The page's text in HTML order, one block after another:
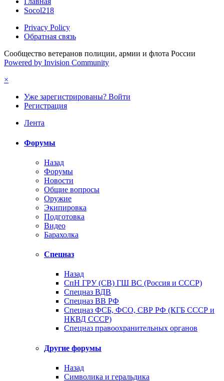
Socol218
Privacy Policy
Обратная связь
Сообщество ветеранов полиции, армии и флота России
Powered by Invision Community
×
Уже зарегистрированы? Войти
Регистрация
Лента
Форумы
Назад
Форумы
Новости
Общие вопросы
Оружие
Экипировка
Подготовка
Видео
Барахолка
Спецназ
Назад
СпН ГРУ (СВ) ГШ ВС (Россия и СССР)
Спецназ ВДВ
Спецназ ВВ РФ
Спецназ ФСБ, ФСО, СВР РФ (КГБ СССР и
НКВД СССР)
Спецназ правоохранительных органов
Другие форумы
Назад
Символика и геральдика